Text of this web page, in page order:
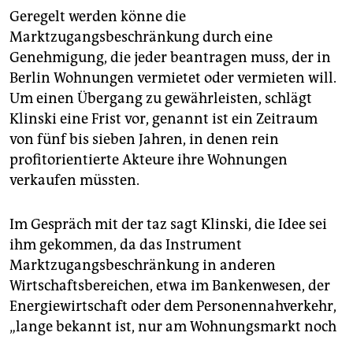
Geregelt werden könne die
Marktzugangsbeschränkung durch eine
Genehmigung, die jeder beantragen muss, der in
Berlin Wohnungen vermietet oder vermieten will.
Um einen Übergang zu gewährleisten, schlägt
Klinski eine Frist vor, genannt ist ein Zeitraum
von fünf bis sieben Jahren, in denen rein
profitorientierte Akteure ihre Wohnungen
verkaufen müssten.
Im Gespräch mit der taz sagt Klinski, die Idee sei
ihm gekommen, da das Instrument
Marktzugangsbeschränkung in anderen
Wirtschaftsbereichen, etwa im Bankenwesen, der
Energiewirtschaft oder dem Personennahverkehr,
„lange bekannt ist, nur am Wohnungsmarkt noch